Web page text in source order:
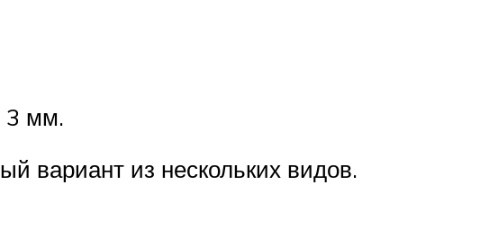
3 мм.
вариант из нескольких видов.